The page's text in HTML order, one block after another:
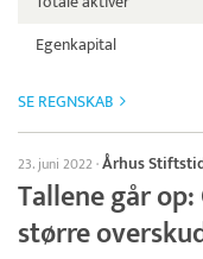
Egenkapital
SE REGNSKAB
23. juni 2022·Århus
Tallene går
større